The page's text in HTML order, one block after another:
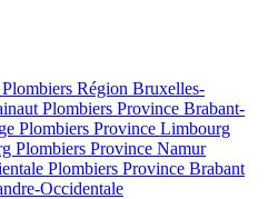
Plombiers Région Bruxelles-
Plombiers Province Brabant-
Plombiers Province Limbourg
Plombiers Province Namur
Plombiers Province Brabant
Occidentale